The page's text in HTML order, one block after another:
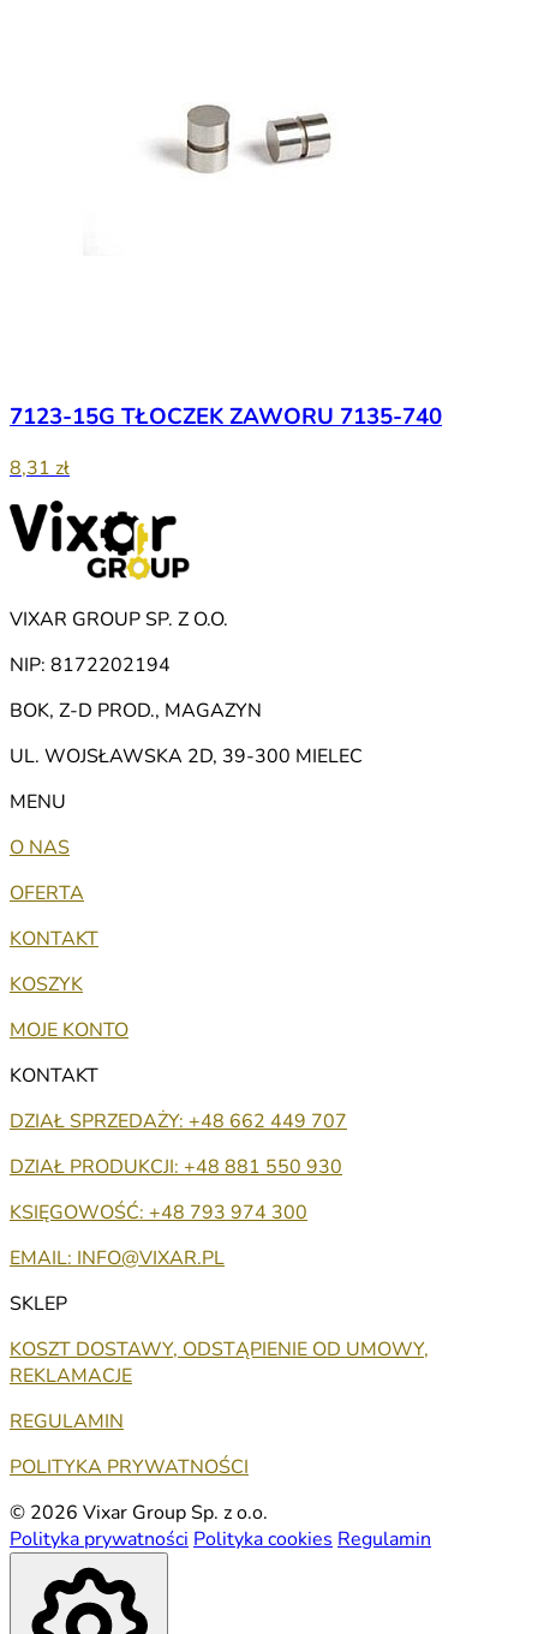
7123-15G TŁOCZEK ZAWORU 7135-740
8,31 zł
VIXAR GROUP SP. Z O.O.
NIP: 8172202194
BOK, Z-D PROD., MAGAZYN
UL. WOJSŁAWSKA 2D, 39-300 MIELEC
MENU
O NAS
OFERTA
KONTAKT
KOSZYK
MOJE KONTO
KONTAKT
DZIAŁ SPRZEDAŻY: +48 662 449 707
DZIAŁ PRODUKCJI: +48 881 550 930
KSIĘGOWOŚĆ: +48 793 974 300
EMAIL: INFO@VIXAR.PL
SKLEP
KOSZT DOSTAWY, ODSTĄPIENIE OD UMOWY,
REKLAMACJE
REGULAMIN
POLITYKA PRYWATNOŚCI
© 2026 Vixar Group Sp. z o.o.
Polityka prywatności Polityka cookies Regulamin